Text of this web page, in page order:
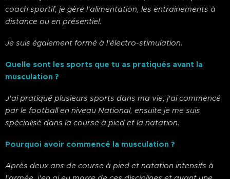
coach sportif, je gère l'alimentation, les entrainements à
distance ou en présentiel.
Je suis également formé à l'électro-stimulation.
Quelle sont les sports que tu as pratiqués avant la
musculation ?
J'ai pratiqué plusieurs sports dans ma vie, j'ai commencé
par le football en niveau National, ensuite je me suis
spécialisé dans la course à pied et la natation.
Pourquoi avoir commencé la musculation ?
Après deux ans de course à pied et natation intensifs à